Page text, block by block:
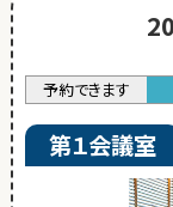
予約できます
第１会議室